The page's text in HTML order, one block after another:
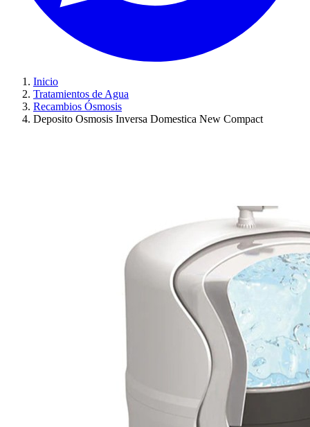
Inicio
Tratamientos de Agua
Recambios Ósmosis
Deposito Osmosis Inversa Domestica New Compact